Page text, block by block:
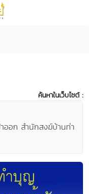
ค้นหาในเว็บไซต์ :
ออก สำนักสงฆ์บ้านท่า